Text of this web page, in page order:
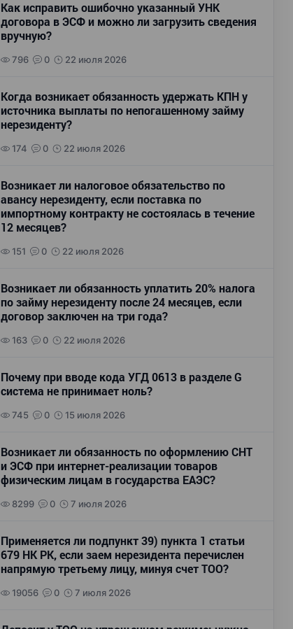
Как исправить ошибочно указанный УНК
договора в ЭСФ и можно ли загрузить сведения
вручную?
796 0 22 июля 2026
Когда возникает обязанность удержать КПН у
источника выплаты по непогашенному займу
нерезиденту?
174 0 22 июля 2026
Возникает ли налоговое обязательство по
авансу нерезиденту, если поставка по
импортному контракту не состоялась в течение
12 месяцев?
151 0 22 июля 2026
Возникает ли обязанность уплатить 20% налога
по займу нерезиденту после 24 месяцев, если
договор заключен на три года?
163 0 22 июля 2026
Почему при вводе кода УГД 0613 в разделе G
система не принимает ноль?
745 0 15 июля 2026
Возникает ли обязанность по оформлению СНТ
и ЭСФ при интернет-реализации товаров
физическим лицам в государства ЕАЭС?
8299 0 7 июля 2026
Применяется ли подпункт 39) пункта 1 статьи
679 НК РК, если заем нерезидента перечислен
напрямую третьему лицу, минуя счет ТОО?
19056 0 7 июля 2026